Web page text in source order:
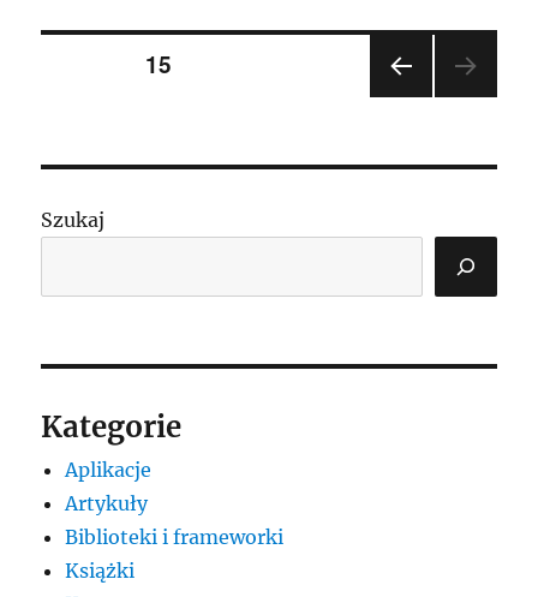
Stronicowanie
STR
STRONA15
Szukaj
Kategorie
Aplikacje
Artykuły
Biblioteki i frameworki
Książki